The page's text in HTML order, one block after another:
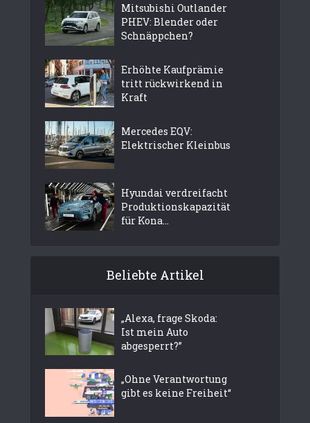
Mitsubishi Outlander
PHEV: Blender oder
Schnäppchen?
Erhöhte Kaufprämie
tritt rückwirkend in
Kraft
Mercedes EQV:
Elektrischer Kleinbus
Hyundai verdreifacht
Produktionskapazität
für Kona...
Beliebte Artikel
„Alexa, frage Skoda:
Ist mein Auto
abgesperrt?”
„Ohne Verantwortung
gibt es keine Freiheit“